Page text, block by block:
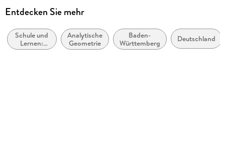
Autor/Autorin
Verlag/Hersteller
Stark Verlag GmbH
Entdecken Sie mehr
Schule und
Lernen:
Mathematik
Analytische
Geometrie
Baden-
Württemberg
Deutschland